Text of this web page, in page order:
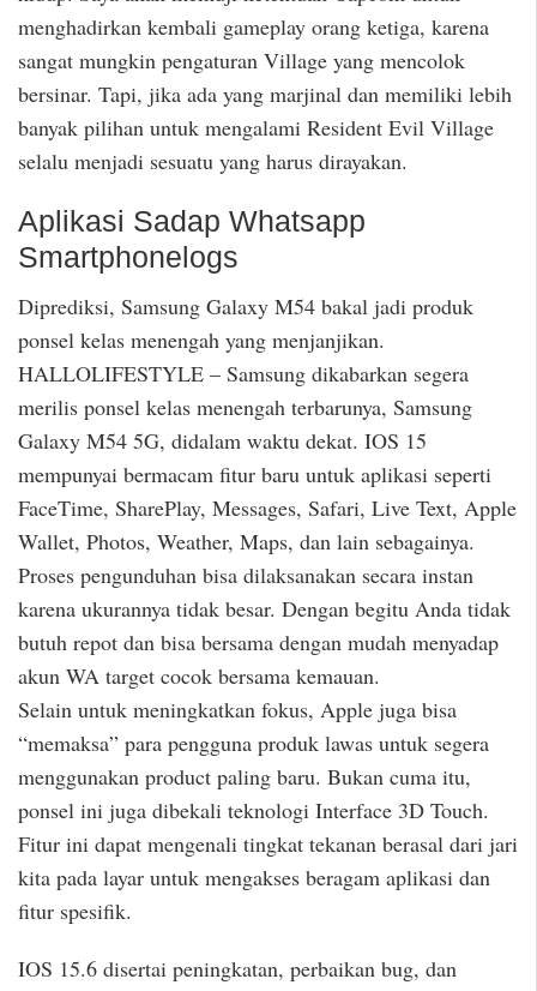
menghadirkan kembali gameplay orang ketiga, karena
sangat mungkin pengaturan Village yang mencolok
bersinar. Tapi, jika ada yang marjinal dan memiliki lebih
banyak pilihan untuk mengalami Resident Evil Village
selalu menjadi sesuatu yang harus dirayakan.
Aplikasi Sadap Whatsapp
Smartphonelogs
Diprediksi, Samsung Galaxy M54 bakal jadi produk
ponsel kelas menengah yang menjanjikan.
HALLOLIFESTYLE – Samsung dikabarkan segera
merilis ponsel kelas menengah terbarunya, Samsung
Galaxy M54 5G, didalam waktu dekat. IOS 15
mempunyai bermacam fitur baru untuk aplikasi seperti
FaceTime, SharePlay, Messages, Safari, Live Text, Apple
Wallet, Photos, Weather, Maps, dan lain sebagainya.
Proses pengunduhan bisa dilaksanakan secara instan
karena ukurannya tidak besar. Dengan begitu Anda tidak
butuh repot dan bisa bersama dengan mudah menyadap
akun WA target cocok bersama kemauan.
Selain untuk meningkatkan fokus, Apple juga bisa
“memaksa” para pengguna produk lawas untuk segera
menggunakan product paling baru. Bukan cuma itu,
ponsel ini juga dibekali teknologi Interface 3D Touch.
Fitur ini dapat mengenali tingkat tekanan berasal dari jari
kita pada layar untuk mengakses beragam aplikasi dan
fitur spesifik.
IOS 15.6 disertai peningkatan, perbaikan bug, dan